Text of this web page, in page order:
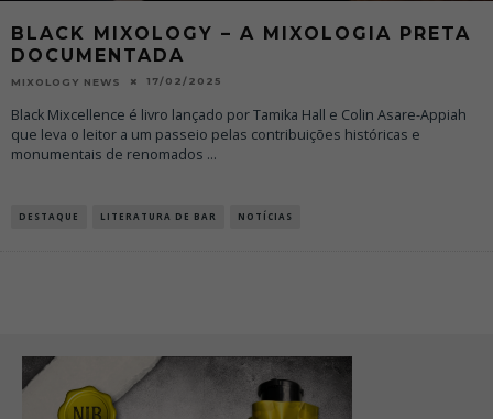
BLACK MIXOLOGY – A MIXOLOGIA PRETA
DOCUMENTADA
MIXOLOGY NEWS 17/02/2025
Black Mixcellence é livro lançado por Tamika Hall e Colin Asare-Appiah
que leva o leitor a um passeio pelas contribuições históricas e
monumentais de renomados ...
DESTAQUE LITERATURA DE BAR NOTÍCIAS